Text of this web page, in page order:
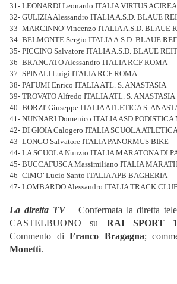
31- LEONARDI Leonardo ITALIA VIRTUS
32- GULIZIA Alessandro ITALIA A.S.D. BLAUE
33- MARCINNO’Vincenzo ITALIA A.S.D. BLAUE
34- BELMONTE Sergio ITALIA A.S.D. BLAUE
35- PICCINO Salvatore ITALIA A.S.D. BLAUE
36- BRANCATO Alessandro ITALIA RCF ROMA
37- SPINALI Luigi ITALIA RCF ROMA
38- PAFUMI Enrico ITALIA ATL. S. ANASTASIA
39- TROVATO Alfredo ITALIA ATL. S. ANASTASIA
40- BORZI' Giuseppe ITALIA ATLETICA S.
41- NUNNARI Domenico ITALIA ASD PODISTICA
42- DI GIOIA Calogero ITALIA SCUOLA
43- LONGO Salvatore ITALIA PANORMUS BIKE
44- LA SCUOLA Nunzio ITALIA MARATONA DI
45- BUCCAFUSCA Massimiliano ITALIA
46- CIMO’ Lucio Santo ITALIA APB BAGHERIA
47- LOMBARDO Alessandro ITALIA TRACK
La diretta TV – Confermata la diretta
CASTELBUONO su RAI SPORT 1
Commento di Franco Bragagna;
Monetti.